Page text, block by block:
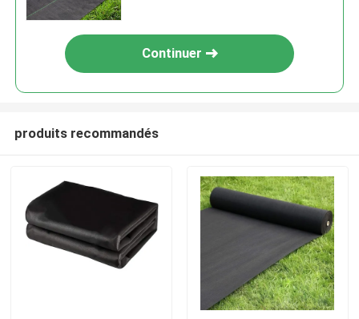
Continuer
produits recommandés